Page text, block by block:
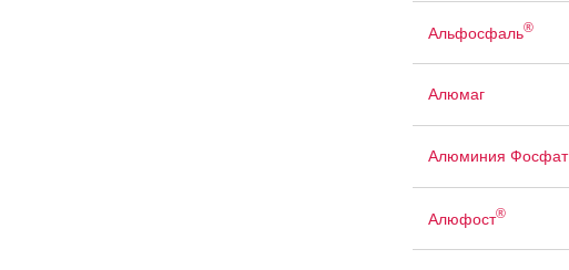
Альфосфаль®
Алюмаг
Алюминия Фосфат
Алюфост®